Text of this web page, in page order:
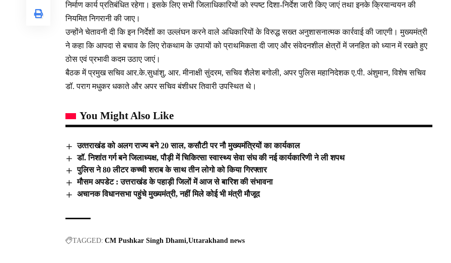
निर्माण कार्य प्रतिबंधित रहेगा। इसके लिए सभी जिलाधिकारियों को स्पष्ट दिशा-निर्देश जारी किए जाएं तथा इनके क्रियान्वयन की
नियमित निगरानी की जाए।
उन्होंने चेतावनी दी कि इन निर्देशों का उल्लंघन करने वाले अधिकारियों के विरुद्ध सख्त अनुशासनात्मक कार्रवाई की जाएगी। मुख्यमंत्री
ने कहा कि आपदा से बचाव के लिए रोकथाम के उपायों को प्राथमिकता दी जाए और संवेदनशील क्षेत्रों में जनहित को ध्यान में रखते हुए
ठोस एवं प्रभावी कदम उठाए जाएं।
बैठक में प्रमुख सचिव आर.के.सुधांशु, आर. मीनाक्षी सुंदरम, सचिव शैलेश बगोली, अपर पुलिस महानिदेशक ए.पी. अंशुमान, विशेष सचिव
डॉ. पराग मधुकर धकाते और अपर सचिव बंशीधर तिवारी उपस्थित थे।
You Might Also Like
उत्‍तराखंड को अलग राज्‍य बने 20 साल, कसौटी पर नौ मुख्‍यमंत्रियों का कार्यकाल
डॉ. निशांत गर्ग बने जिलाध्यक्ष, पौड़ी में चिकित्सा स्वास्थ्य सेवा संघ की नई कार्यकारिणी ने ली शपथ
पुलिस ने 80 लीटर कच्ची शराब के साथ तीन लोगो को किया गिरफ्तार
मौसम अपडेट : उत्तराखंड के पहाड़ी जिलों में आज से बारिश की संभावना
अचानक विधानसभा पहुंचे मुख्यमंत्री, नहीं मिले कोई भी मंत्री मौजूद
TAGGED: CM Pushkar Singh Dhami Uttarakhand news